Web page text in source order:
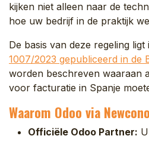
kijken niet alleen naar de
hoe uw bedrijf in de praktijk
De basis van deze regeling ligt
1007/2023 gepubliceerd in de
worden beschreven waaraan
voor facturatie in Spanje
Waarom Odoo via
Officiële Odoo Partner: